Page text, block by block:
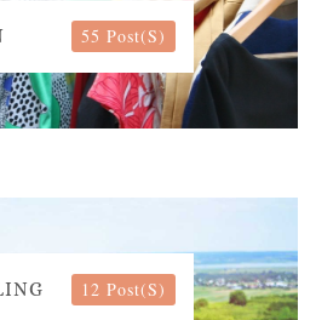
55 Post(s)
12 Post(s)